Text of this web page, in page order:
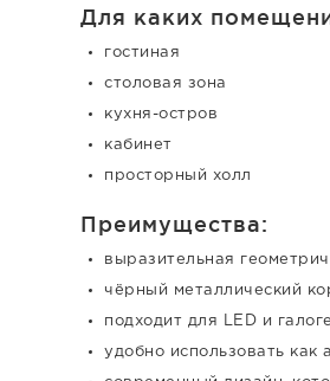
Для каких
гостиная
столовая зона
кухня-остров
кабинет
просторный холл
Преимущества:
выразительная
чёрный металлический
подходит для LED и
удобно использовать как